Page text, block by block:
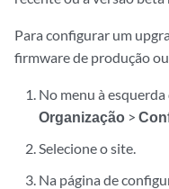
Para configurar um
firmware de produção
No menu à
Organização >
Selecione o site.
Na página de